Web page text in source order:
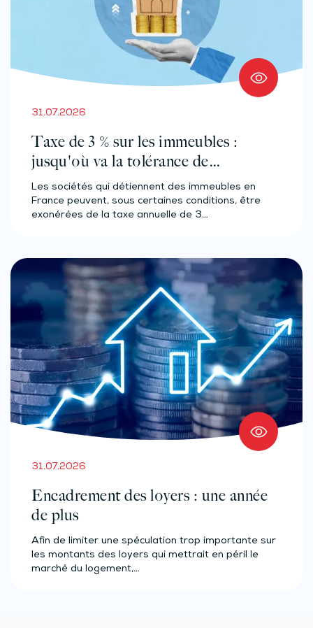
31.07.2026
Taxe de 3 % sur les immeubles :
jusqu'où va la tolérance de
l'administration ?
Les sociétés qui détiennent des immeubles en
France peuvent, sous certaines conditions, être
exonérées de la taxe annuelle de 3…
31.07.2026
Encadrement des loyers : une année
de plus
Afin de limiter une spéculation trop importante sur
les montants des loyers qui mettrait en péril le
marché du logement,…